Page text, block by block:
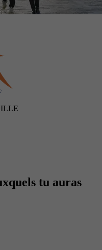
tu auras